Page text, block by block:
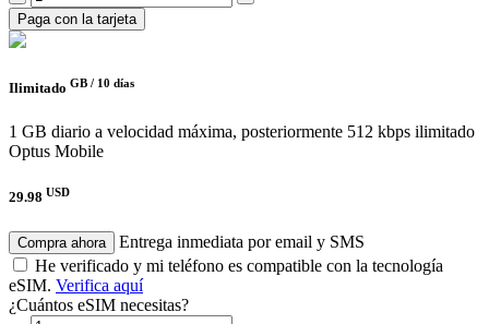
Paga con la tarjeta
Ilimitado GB / 10 días
1 GB diario a velocidad máxima, posteriormente 512 kbps ilimitado
Optus Mobile
29.98 USD
Compra ahora
Entrega inmediata por email y SMS
He verificado y mi teléfono es compatible con la tecnología
eSIM. Verifica aquí
¿Cuántos eSIM necesitas?